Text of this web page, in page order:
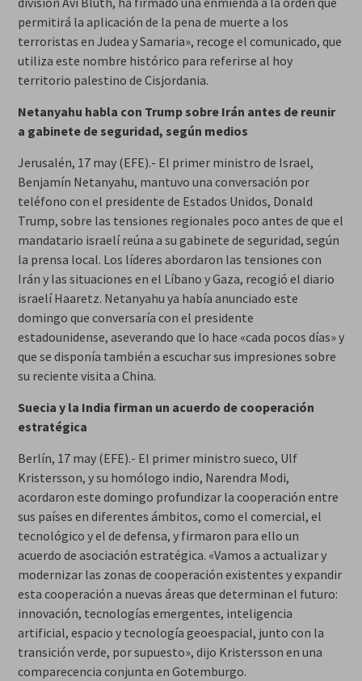
permitirá la aplicación de la pena de muerte a los
terroristas en Judea y Samaria», recoge el comunicado, que
utiliza este nombre histórico para referirse al hoy
territorio palestino de Cisjordania.
Netanyahu habla con Trump sobre Irán antes de reunir
a gabinete de seguridad, según medios
Jerusalén, 17 may (EFE).- El primer ministro de Israel,
Benjamín Netanyahu, mantuvo una conversación por
teléfono con el presidente de Estados Unidos, Donald
Trump, sobre las tensiones regionales poco antes de que el
mandatario israelí reúna a su gabinete de seguridad, según
la prensa local. Los líderes abordaron las tensiones con
Irán y las situaciones en el Líbano y Gaza, recogió el diario
israelí Haaretz. Netanyahu ya había anunciado este
domingo que conversaría con el presidente
estadounidense, aseverando que lo hace «cada pocos días» y
que se disponía también a escuchar sus impresiones sobre
su reciente visita a China.
Suecia y la India firman un acuerdo de cooperación
estratégica
Berlín, 17 may (EFE).- El primer ministro sueco, Ulf
Kristersson, y su homólogo indio, Narendra Modi,
acordaron este domingo profundizar la cooperación entre
sus países en diferentes ámbitos, como el comercial, el
tecnológico y el de defensa, y firmaron para ello un
acuerdo de asociación estratégica. «Vamos a actualizar y
modernizar las zonas de cooperación existentes y expandir
esta cooperación a nuevas áreas que determinan el futuro:
innovación, tecnologías emergentes, inteligencia
artificial, espacio y tecnología geoespacial, junto con la
transición verde, por supuesto», dijo Kristersson en una
comparecencia conjunta en Gotemburgo.